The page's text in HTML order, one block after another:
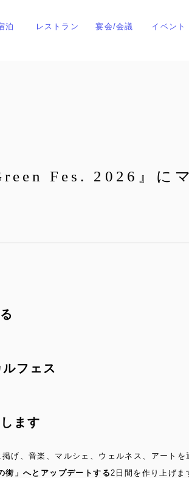
泊 レストラン 宴会/会議 イベント
Fes. 2026』に
フェス
ます
げ、音楽、マルシェ、ウェルネス、アート
街」へとアップデートする 2日間を作り上げま